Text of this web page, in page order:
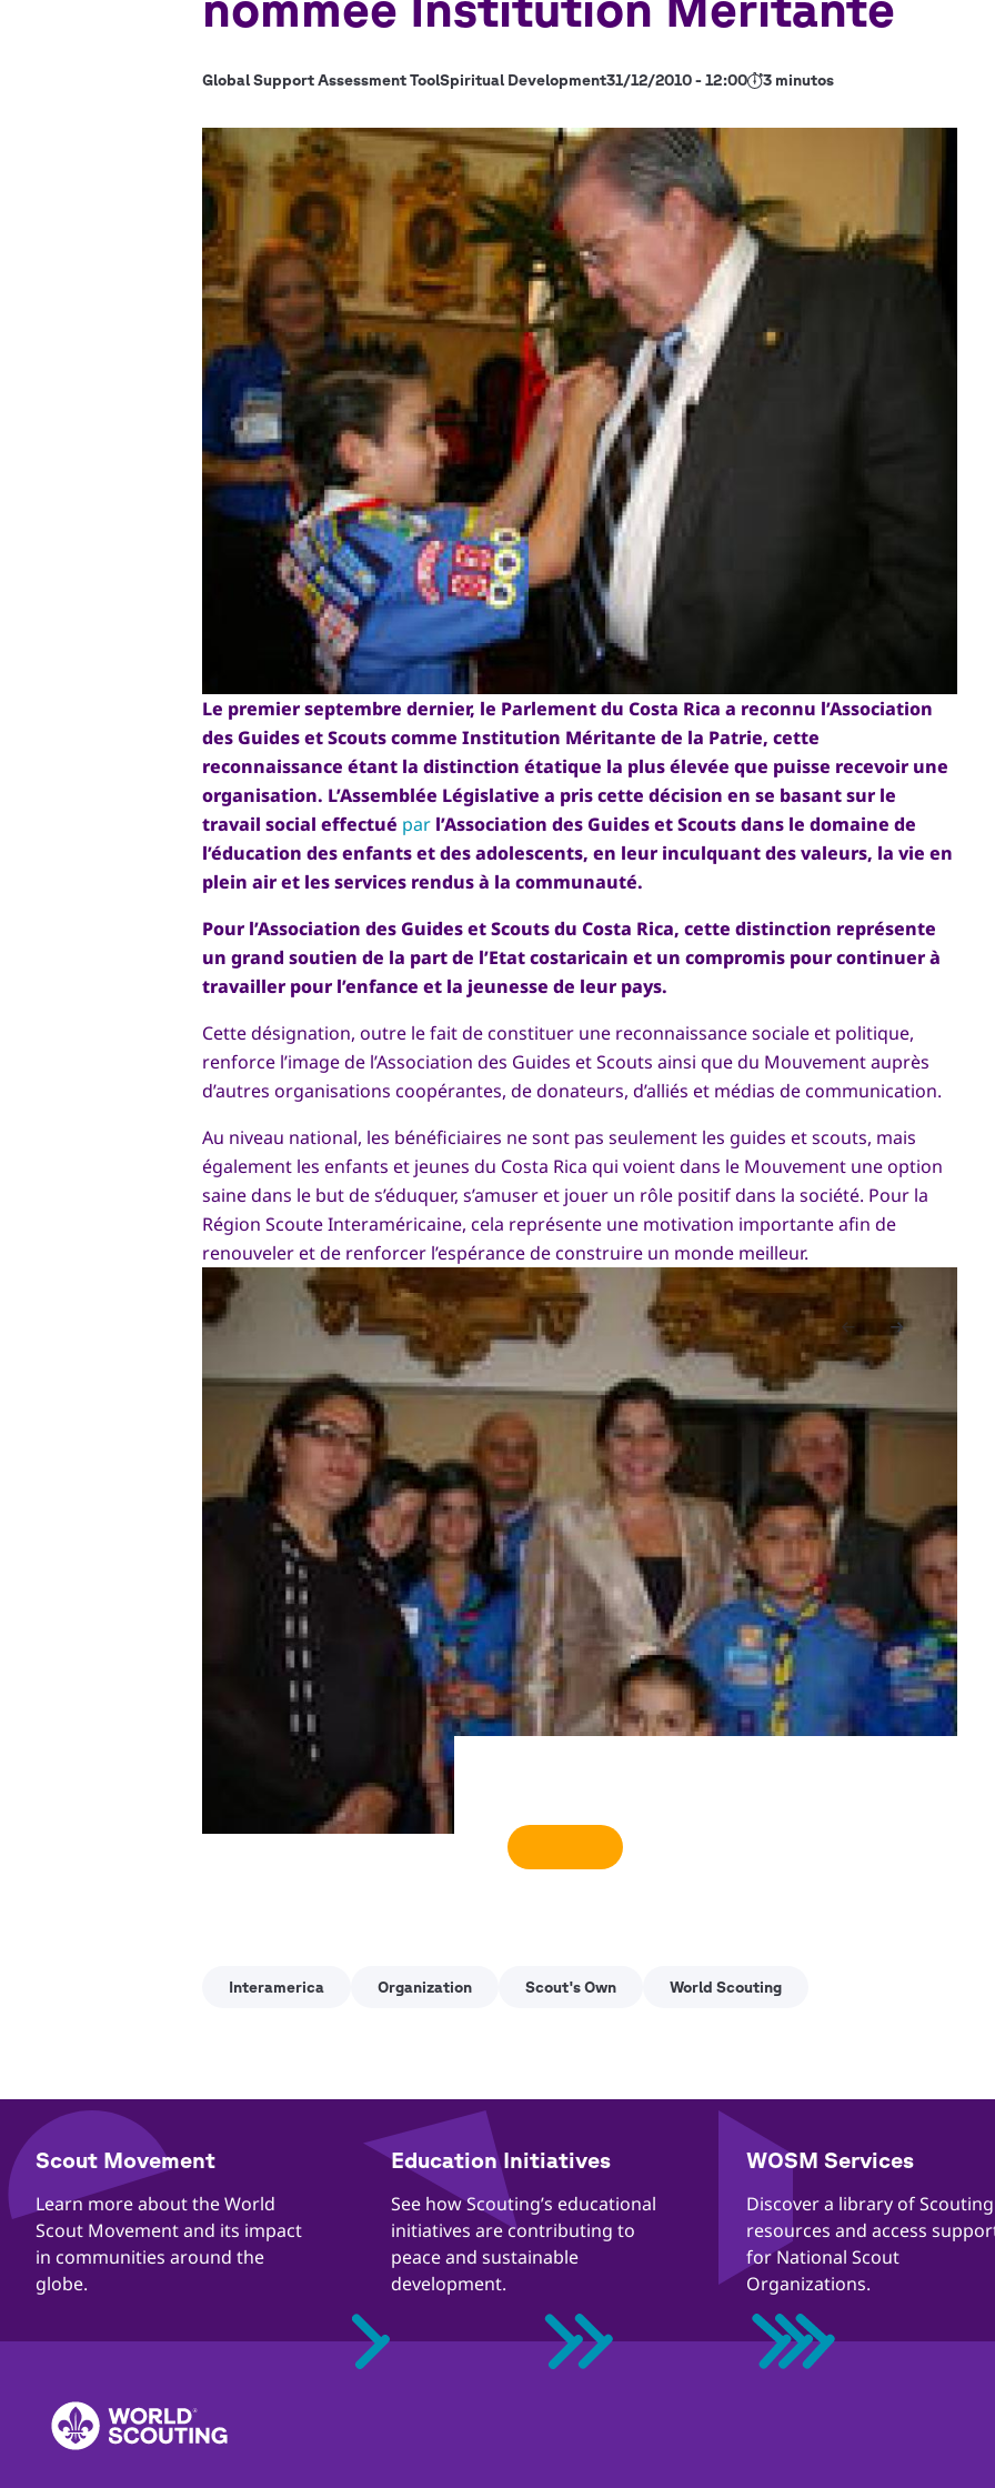
Global Support Assessment ToolSpiritual Development31/12/2010 - 12:00 3 minutos
Le premier septembre dernier, le Parlement du Costa Rica a reconnu l’Association
des Guides et Scouts comme Institution Méritante de la Patrie, cette
reconnaissance étant la distinction étatique la plus élevée que puisse recevoir une
organisation. L’Assemblée Législative a pris cette décision en se basant sur le
travail social effectué par l’Association des Guides et Scouts dans le domaine de
l’éducation des enfants et des adolescents, en leur inculquant des valeurs, la vie en
plein air et les services rendus à la communauté.
Pour l’Association des Guides et Scouts du Costa Rica, cette distinction représente
un grand soutien de la part de l’Etat costaricain et un compromis pour continuer à
travailler pour l’enfance et la jeunesse de leur pays.
Cette désignation, outre le fait de constituer une reconnaissance sociale et politique,
renforce l’image de l’Association des Guides et Scouts ainsi que du Mouvement auprès
d’autres organisations coopérantes, de donateurs, d’alliés et médias de communication.
Au niveau national, les bénéficiaires ne sont pas seulement les guides et scouts, mais
également les enfants et jeunes du Costa Rica qui voient dans le Mouvement une option
saine dans le but de s’éduquer, s’amuser et jouer un rôle positif dans la société. Pour la
Région Scoute Interaméricaine, cela représente une motivation importante afin de
renouveler et de renforcer l’espérance de construire un monde meilleur.
Interamerica Organization Scout's Own World Scouting
Quick
​​Scout Movement
​​Learn more about the World
Scout Movement and its impact
in communities around the
globe.
Education Initiatives
​​See how Scouting’s educational
initiatives are contributing to
peace and sustainable
development.
WOSM Services
​​Discover a library of Scouting
resources and access
for National Scout
Organizations.